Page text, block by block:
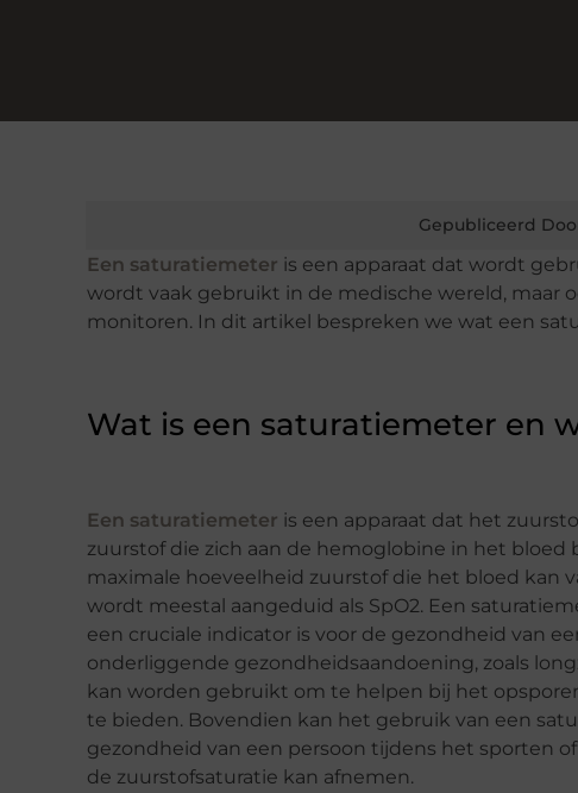
Gepubliceerd
Een saturatiemeter is een apparaat dat wordt
wordt vaak gebruikt in de medische wereld, maar
monitoren. In dit artikel bespreken we wat een
Wat is een saturatiemeter en
Een saturatiemeter is een apparaat dat het
zuurstof die zich aan de hemoglobine in het
maximale hoeveelheid zuurstof die het bloed kan
wordt meestal aangeduid als SpO2. Een
een cruciale indicator is voor de gezondheid van
onderliggende gezondheidsaandoening, zoals
kan worden gebruikt om te helpen bij het
te bieden. Bovendien kan het gebruik van een
gezondheid van een persoon tijdens het sporten
de zuurstofsaturatie kan afnemen.